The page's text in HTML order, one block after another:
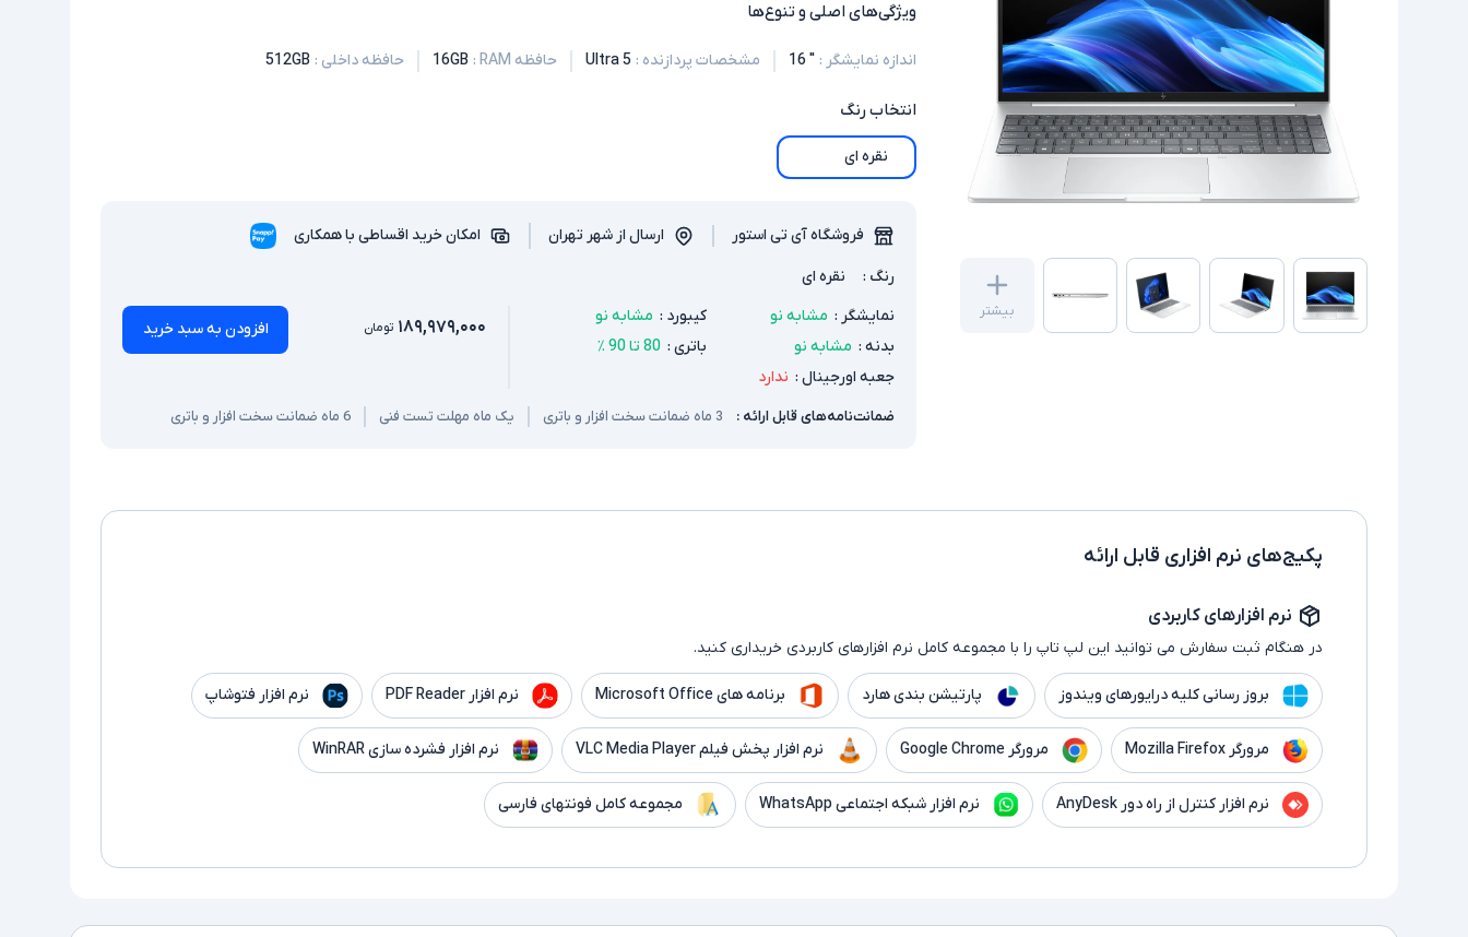
بیشتر
ویژگی‌های اصلی و تنوع‌ها
اندازه نمایشگر :
" 16 مشخصات پردازنده :
Ultra 5 حافظه RAM :
16GB حافظه داخلی :
512GB
انتخابرنگ
نقره ای
فروشگاه آی تی استور ارسال از شهر تهران
امکان خرید اقساطی با همکاری
رنگ :
نقره ای
نمایشگر : مشابه نو کیبورد : مشابه نو
بدنه : مشابه نو باتری: 80 تا 90 ٪
جعبه اورجینال : ندارد
۱۸۹,۹۷۹,۰۰۰ تومان افزودن به سبد خرید
ضمانت‌نامه‌های قابل ارائه : 3 ماه ضمانت سخت افزار و باتری یک ماه مهلت تست فنی 6 ماه ضمانت سخت افزار و باتری
پکیج‌های نرم افزاری قابل ارائه
نرم افزارهای کاربردی
در هنگام ثبت سفارش می توانید این لپ تاپ را با مجموعه کامل نرم افزارهای کاربردی خریداری کنید.
بروز رسانی کلیه درایورهای ویندوز پارتیشن بندی هارد برنامه های Microsoft Office نرم افزار PDF Reader نرم افزار فتوشاپ
مرورگر Mozilla Firefox مرورگر Google Chrome نرم افزار پخش فیلم VLC Media Player نرم افزار فشرده سازی WinRAR
نرم افزار کنترل از راه دور AnyDesk نرم افزار شبکه اجتماعی WhatsApp مجموعه کامل فونتهای فارسی